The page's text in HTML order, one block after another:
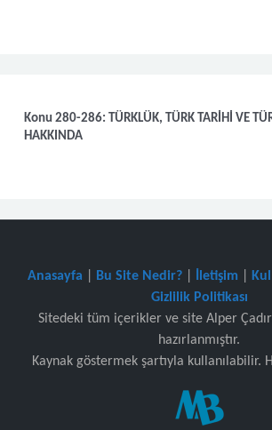
Konu 280-286: TÜRKLÜK, TÜRK TARİHİ VE
HAKKINDA
Anasayfa Bu Site Nedir? İletişim
Gizlilik Politikası
Sitedeki tüm içerikler ve site Alper
hazırlanmıştır.
Kaynak göstermek şartıyla kullanılabilir.